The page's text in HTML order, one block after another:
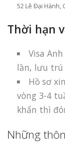
52 Lê Đại Hành,
Thời hạn
Visa
lần, lưu trú
Hồ sơ
vòng 3-4
khẩn thì
Những